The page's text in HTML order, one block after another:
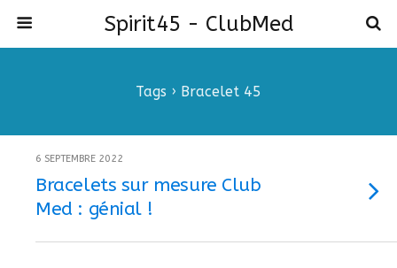
Spirit45 - ClubMed
Tags › Bracelet 45
6 SEPTEMBRE 2022
Bracelets sur mesure Club
Med : génial !